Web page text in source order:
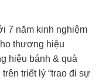
7 năm kinh nghiệm
thương hiệu
hiệu bánh & quà
triết lý “trao đi sự